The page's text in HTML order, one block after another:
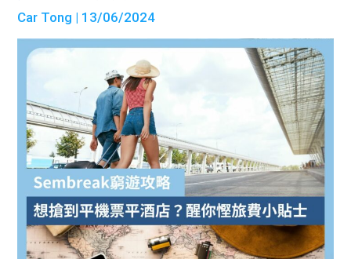
貸款
機
學生
故事
資訊
生筍
工推
介
問題
學生
福利
uFina
聯絡
Car Tong | 13/06/2024